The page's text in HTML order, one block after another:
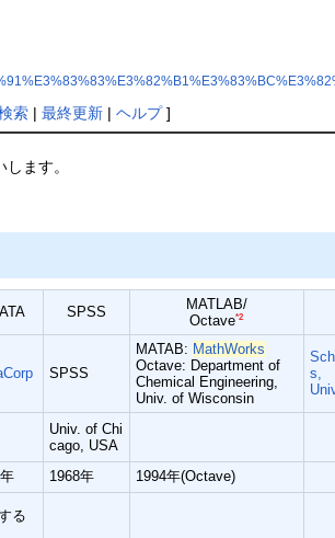
索| 最終更新| ヘルプ]
ます。
SPSS
MATLAB/
Octave*2
SPSS
MATAB: MathWorks
Octave: Department of
Chemical Engineering,
Univ. of Wisconsin
s,
Univ. of Chi
cago, USA
1968年 1994年(Octave)
る